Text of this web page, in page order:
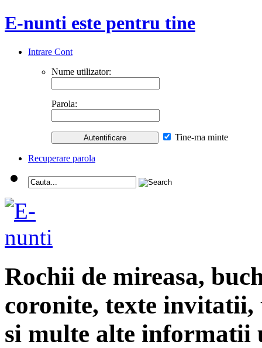
E-nunti este pentru tine
Intrare Cont
Nume utilizator:
Parola:
Tine-ma minte
Recuperare parola
Rochii de mireasa,
coronite, texte
si multe alte informatii